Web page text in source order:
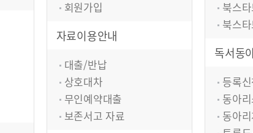
회원가입
자료이용안내
대출/반납
상호대차
무인예약대출
보존서고 자료
북스
북스
독서동
등록
동아
동아